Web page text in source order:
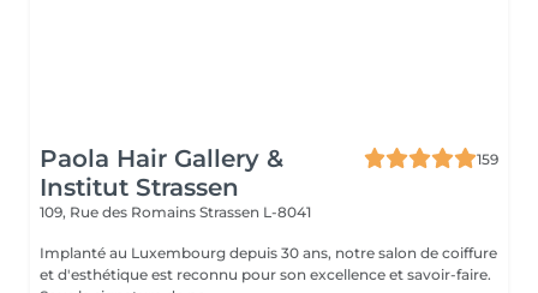
Paola Hair Gallery &
Institut Strassen
159
109, Rue des Romains Strassen L-8041
Implanté au Luxembourg depuis 30 ans, notre salon de coiffure
et d'esthétique est reconnu pour son excellence et savoir-faire.